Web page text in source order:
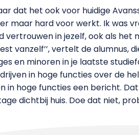
dat het ook voor huidige
er maar hard voor werkt. Ik was
in jezelf, ook als het
vanzelf’’, vertelt de alumnus,
en minoren in je laatste
in hoge functies over de
in hoge functies een bericht.
dichtbij huis. Doe dat niet,